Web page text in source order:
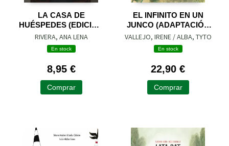
LA CASA DE
HUÉSPEDES (EDICIÓN
LIMITADA · VERANO)
RIVERA, ANA LENA
En stock
8,95 €
Comprar
EL INFINITO EN UN
JUNCO (ADAPTACIÓN
GRÁFICA)
VALLEJO, IRENE / ALBA, TYTO
En stock
22,90 €
Comprar